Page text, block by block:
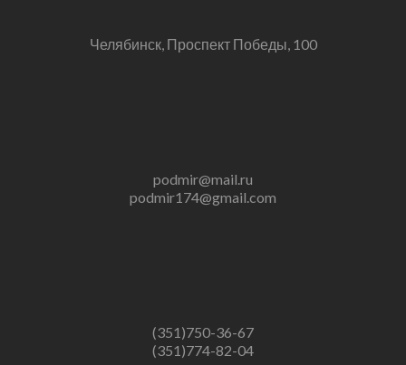
Челябинск, Проспект Победы, 100
podmir@mail.ru
podmir174@gmail.com
(351)750-36-67
(351)774-82-04